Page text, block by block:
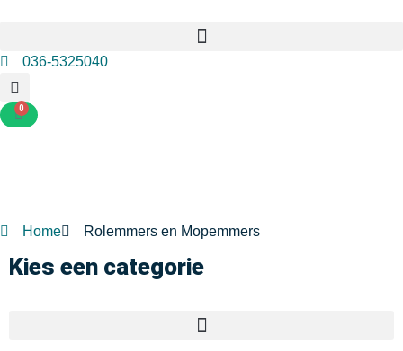
036-5325040
0
Home Rolemmers en Mopemmers
Kies een categorie